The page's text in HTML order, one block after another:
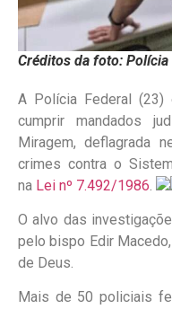
Créditos da foto:
A Polícia Federal
cumprir mandados
Miragem, deflagrada
crimes contra o
na Lei nº 7.492/1986
O alvo das
pelo bispo Edir
de Deus.
Mais de 50 policiais